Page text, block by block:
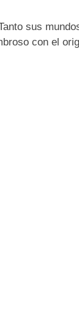
sus
con el